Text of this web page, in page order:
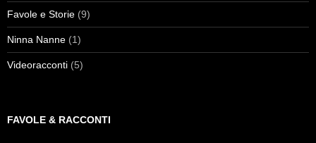
Favole e Storie (9)
Ninna Nanne (1)
Videoracconti (5)
FAVOLE & RACCONTI